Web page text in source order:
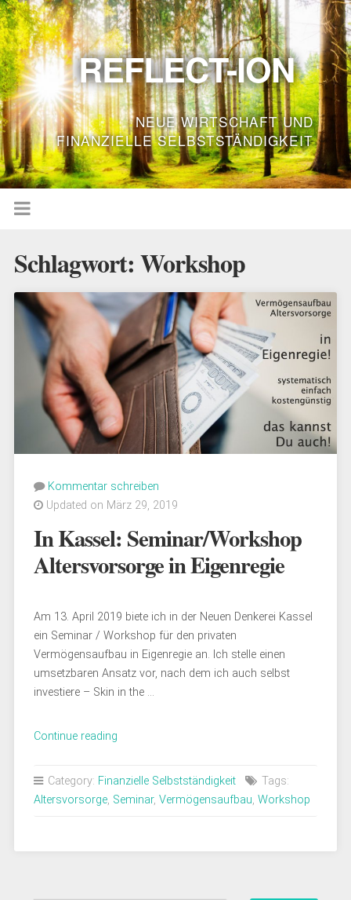
REFLECT-ION
NEUE WIRTSCHAFT UND
FINANZIELLE SELBSTSTÄNDIGKEIT
Schlagwort:Workshop
Kommentar schreiben
Updated on März 29, 2019
In Kassel: Seminar/Workshop
Altersvorsorge in Eigenregie
Am 13. April 2019 biete ich in der Neuen Denkerei Kassel
ein Seminar / Workshop für den privaten
Vermögensaufbau in Eigenregie an. Ich stelle einen
umsetzbaren Ansatz vor, nach dem ich auch selbst
investiere – Skin in the …
Continue reading„In
Seminar/Workshop
Altersvorsorge
Category: Finanzielle Selbstständigkeit
Tags:
Altersvorsorge, Seminar, Vermögensaufbau, Workshop